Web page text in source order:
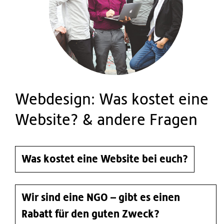
Webdesign: Was kostet eine
Website? & andere Fragen
Was kostet eine Website bei euch?
Wir sind eine NGO – gibt es einen
Rabatt für den guten Zweck?